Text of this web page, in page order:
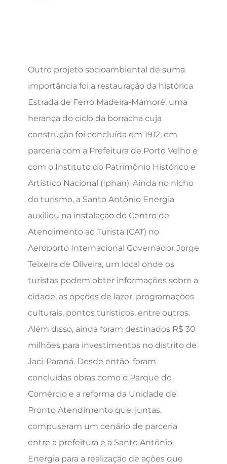
Outro projeto socioambiental de suma
importância foi a restauração da histórica
Estrada de Ferro Madeira-Mamoré, uma
herança do ciclo da borracha cuja
construção foi concluída em 1912, em
parceria com a Prefeitura de Porto Velho e
com o Instituto do Patrimônio Histórico e
Artístico Nacional (Iphan). Ainda no nicho
do turismo, a Santo Antônio Energia
auxiliou na instalação do Centro de
Atendimento ao Turista (CAT) no
Aeroporto Internacional Governador Jorge
Teixeira de Oliveira, um local onde os
turistas podem obter informações sobre a
cidade, as opções de lazer, programações
culturais, pontos turísticos, entre outros.
Além disso, ainda foram destinados R$ 30
milhões para investimentos no distrito de
Jaci-Paraná. Desde então, foram
concluídas obras como o Parque do
Comércio e a reforma da Unidade de
Pronto Atendimento que, juntas,
compuseram um cenário de parceria
entre a prefeitura e a Santo Antônio
Energia para a realização de ações que